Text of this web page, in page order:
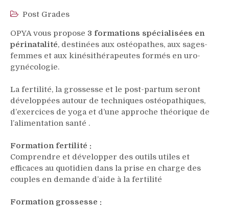
Post Grades
OPYA vous propose 3 formations spécialisées en
périnatalité, destinées aux ostéopathes, aux sages-
femmes et aux kinésithérapeutes formés en uro-
gynécologie.
La fertilité, la grossesse et le post-partum seront
développées autour de techniques ostéopathiques,
d’exercices de yoga et d’une approche théorique de
l’alimentation santé .
Formation fertilité :
Comprendre et développer des outils utiles et
efficaces au quotidien dans la prise en charge des
couples en demande d’aide à la fertilité
Formation grossesse :